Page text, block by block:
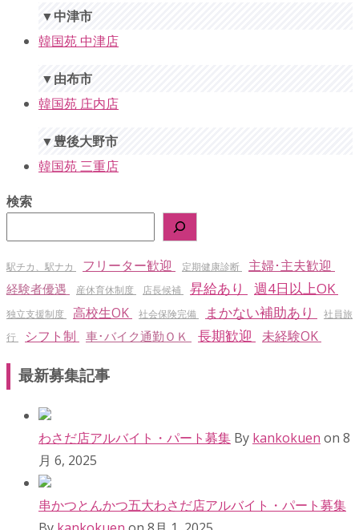
▼中津市
韓国苑 中津店
▼由布市
韓国苑 庄内店
▼豊後大野市
韓国苑 三重店
検索
駅チカ、駅ナカ フリーター歓迎 定期健康診断 主婦･主夫歓迎
経験者優遇 産休育休制度 店長候補 昇給あり 週4日以上OK
独立支援制度 高校生OK 社会保険完備 まかない補助あり
社員旅
行
シフト制 車･バイク通勤ＯＫ 長期歓迎 未経験OK
最新募集記事
わさだ店アルバイト・パート募集 By kankokuen on 8
月 6, 2025
串かつとんかつ五大わさだ店アルバイト・パート募集